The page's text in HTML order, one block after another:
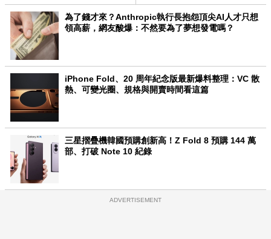
為了錢才來？Anthropic執行長抱怨頂尖AI人才只想
領高薪，網友酸爆：不然要為了夢想發電嗎？
iPhone Fold、20 周年紀念版最新爆料整理：VC 散
熱、可變光圈、規格與開賣時間看這篇
三星摺疊機韓國預購創新高！Z Fold 8 預購 144 萬
部、打破 Note 10 紀錄
ADVERTISEMENT